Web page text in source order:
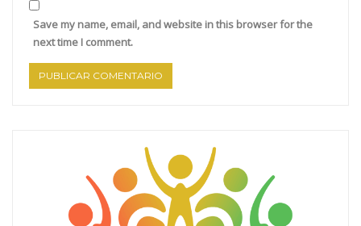
Save my name, email, and website in this browser for the
next time I comment.